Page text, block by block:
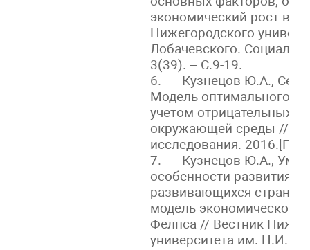
экономический рост в
Нижегородского
Лобачевского.
3(39). – С.9-19.
6. Кузнецов Ю.А.,
Модель оптимального
учетом отрицательных
окружающей среды //
исследования.
7. Кузнецов Ю.А.,
особенности развития
развивающихся стран и
модель экономического
Фелпса // Вестник
университета им. Н.И.